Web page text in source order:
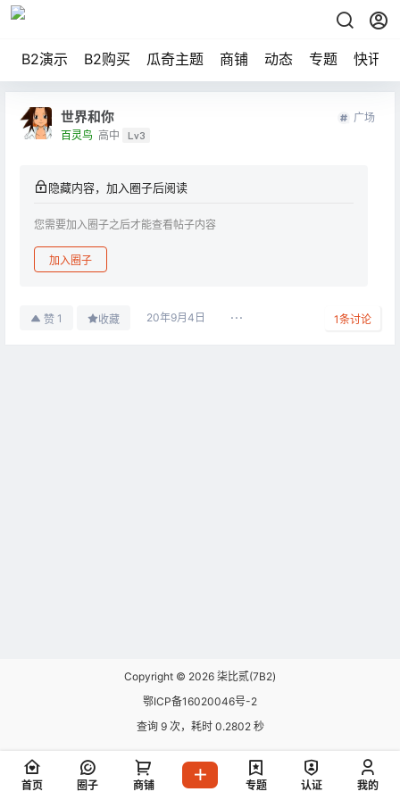
B2演示 B2购买 瓜奇主题 商铺 动态 专题 快讯
世界和你
百灵鸟 高中 Lv3
广场
隐藏内容，加入圈子后阅读
您需要加入圈子之后才能查看帖子内容
加入圈子
赞 1 收藏 20年9月4日 1条讨论
Copyright © 2026 柒比贰(7B2)
鄂ICP备16020046号-2
查询 9 次，耗时 0.2802 秒
首页 圈子 商铺 专题 认证 我的